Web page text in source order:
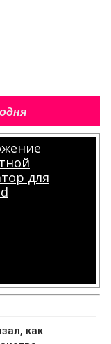
для